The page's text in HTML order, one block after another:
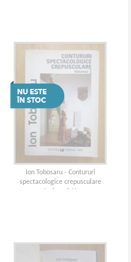
Ion Tobosaru - Contururi
spectacologice crepusculare
(volumul 1)